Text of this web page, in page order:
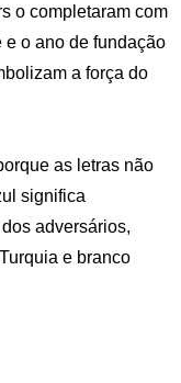
o completaram com
e o ano de fundação
a força do
as letras não
significa
adversários,
e branco